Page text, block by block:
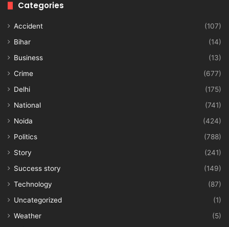
Categories
Accident
(107)
Bihar
(14)
Business
(13)
Crime
(677)
Delhi
(175)
National
(741)
Noida
(424)
Politics
(788)
Story
(241)
Success story
(149)
Technology
(87)
Uncategorized
(1)
Weather
(5)